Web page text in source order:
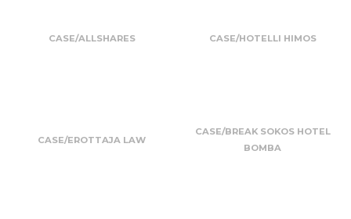
CASE/ALLSHARES CASE/HOTELLI HIMOS
CASE/EROTTAJA LAW
CASE/BREAK SOKOS HOTEL
BOMBA